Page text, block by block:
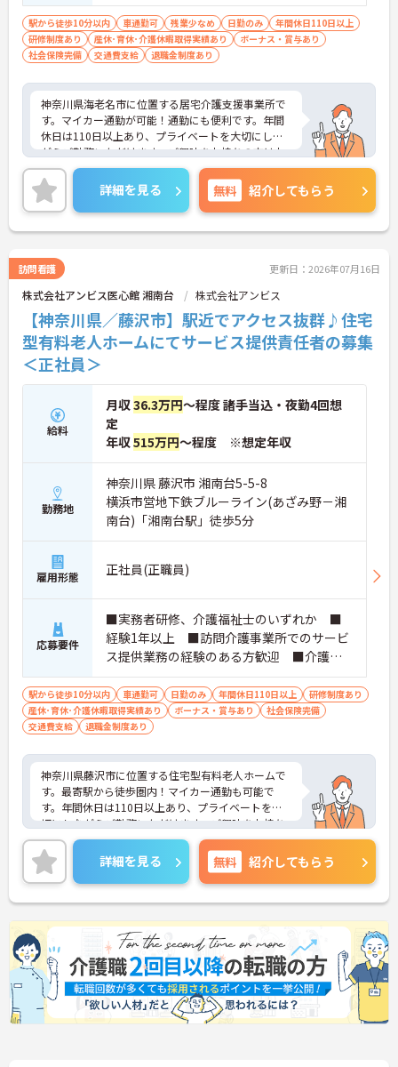
駅から徒歩10分以内 車通勤可 残業少なめ 日勤のみ
年間休日110日以上
研修制度あり
産休･育休･介護休暇取得実績あり
ボーナス・賞与あり
社会保険完備
交通費支給 退職金制度あり
神奈川県海老名市に位置する居宅介護支援事業所で
す。マイカー通勤が可能！通勤にも便利です。年間
休日は110日以上あり、プライベートを大切にしな
がらご勤務いただけます。ご興味をお持ちの方はお
気軽にお問い合わせください。
詳細を見る 無料 紹介してもらう
訪問看護 更新日：2026年07月16日
株式会社アンビス医心館 湘南台 株式会社アンビス
【神奈川県／藤沢市】駅近でアクセス抜群♪住宅
型有料老人ホームにてサービス提供責任者の募集
＜正社員＞
給料
月収36.3万円～程度 諸手当込・夜勤4回想
定
年収515万円～程度 ※想定年収
勤務地
神奈川県 藤沢市 湘南台5-5-8
横浜市営地下鉄ブルーライン(あざみ野－湘
南台)「湘南台駅」徒歩5分
雇用形態 正社員(正職員)
応募要件
■実務者研修、介護福祉士のいずれか ■
経験1年以上 ■訪問介護事業所でのサービ
ス提供業務の経験のある方歓迎 ■介護施
設で管理者の経験をお持ちの方歓迎
駅から徒歩10分以内 車通勤可 日勤のみ 年間休日110日以上
研修制度あり
産休･育休･介護休暇取得実績あり
ボーナス・賞与あり
社会保険完備
交通費支給
退職金制度あり
神奈川県藤沢市に位置する住宅型有料老人ホームで
す。最寄駅から徒歩圏内！マイカー通勤も可能で
す。年間休日は110日以上あり、プライベートを大
切にしながらご勤務いただけます。ご興味をお持ち
の方はお気軽にお問い合わせください。
詳細を見る 無料 紹介してもらう